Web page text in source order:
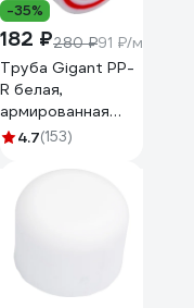
-35%
182 ₽280 ₽91 ₽/м
Труба Gigant PP-
R белая,
армированная
стекловолокном
25x4.2 мм, 2 м
GSG-8
4.7(153)